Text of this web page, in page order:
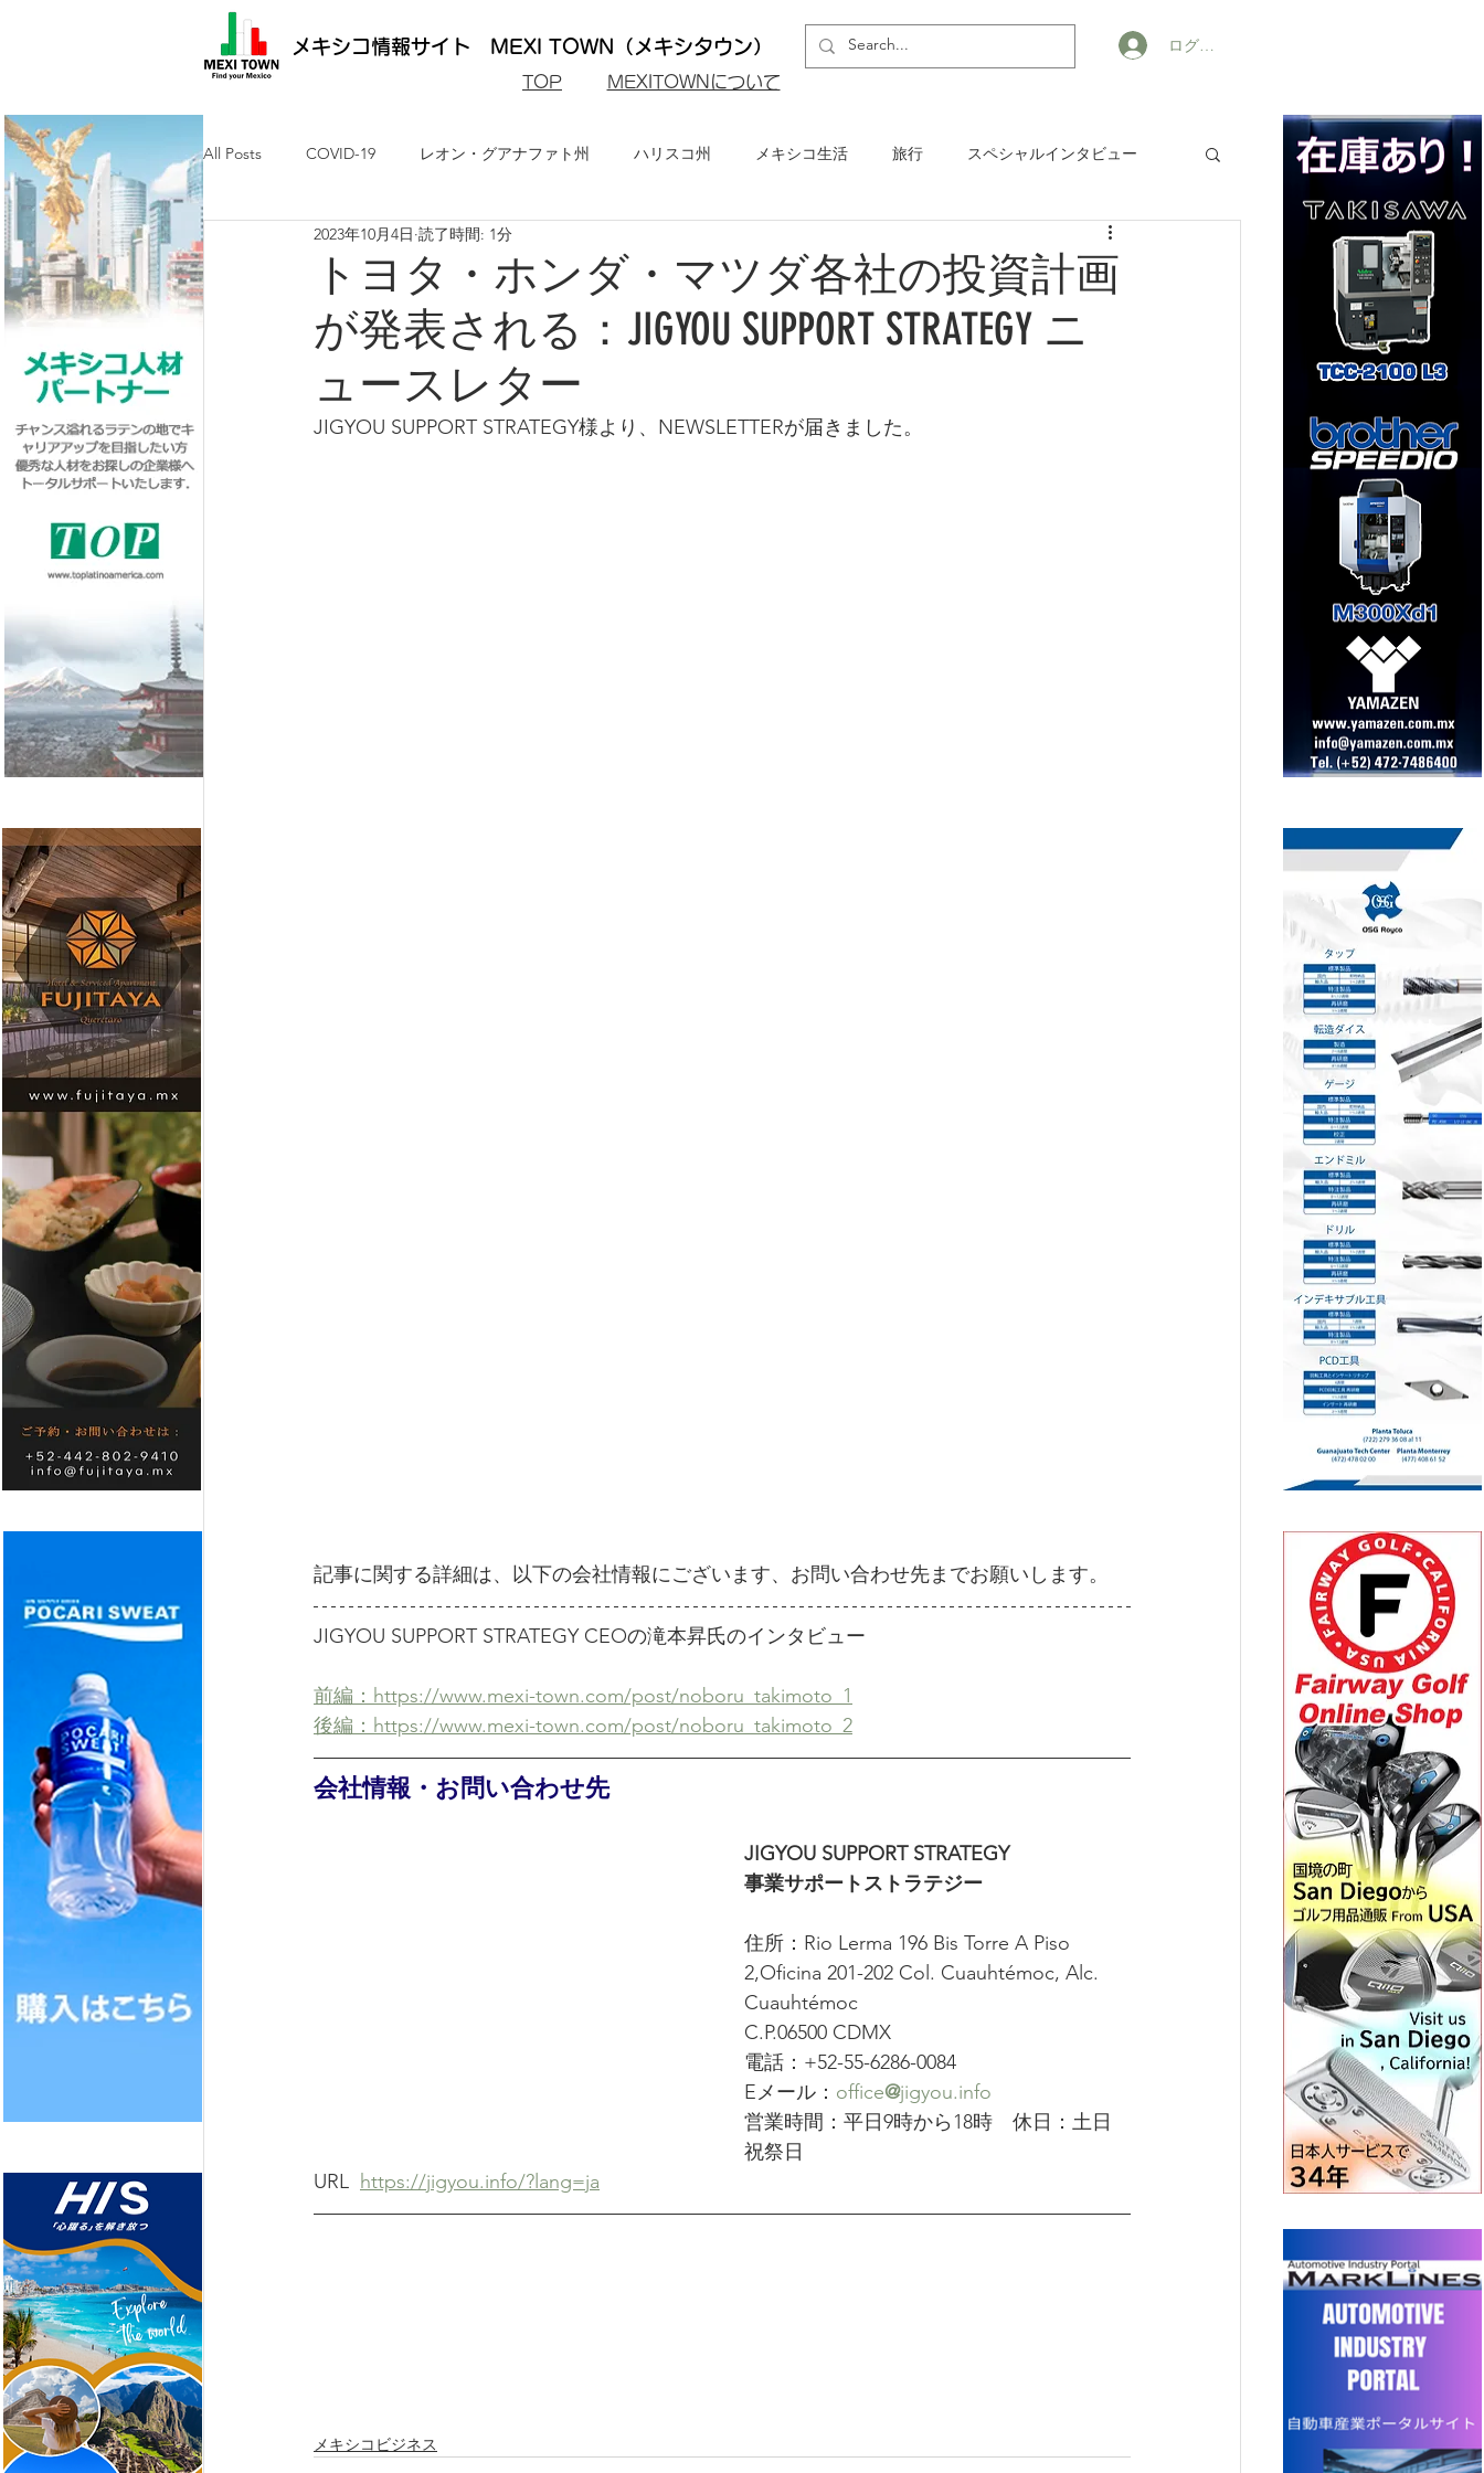
メキシコ情報サイト MEXI TOWN（メキシタウン）
​TOP MEXITOWNについて
ログイン
All Posts COVID-19 レオン・グアナファト州 ハリスコ州 メキシコ生活 旅行 スペシャルインタビュー
メキシコ最新ニュース ケレタロ州
求人・メキシコ就労 日墨交流 メキシコ・グルメ
トヨタ・ホンダ・マツダ各社の投資計画
が発表される：JIGYOU SUPPORT STRATEGY ニ
ュースレター
2023年10月4日 読了時間: 1分
JIGYOU SUPPORT STRATEGY様より、NEWSLETTERが届きました。
記事に関する詳細は、以下の会社情報にございます、お問い合わせ先までお願いします。
JIGYOU SUPPORT STRATEGY CEOの滝本昇氏のインタビュー
前編：https://www.mexi-town.com/post/noboru_takimoto_1
後編：https://www.mexi-town.com/post/noboru_takimoto_2
会社情報・お問い合わせ先
JIGYOU SUPPORT STRATEGY
事業サポートストラテジー
住所：Rio Lerma 196 Bis Torre A Piso
2,Oficina 201-202 Col. Cuauhtémoc, Alc.
Cuauhtémoc
C.P.06500 CDMX
電話：+52-55-6286-0084
Eメール： office@jigyou.info
営業時間：平日9時から18時　休日：土日
祝祭日
URL https://jigyou.info/?lang=ja
メキシコビジネス